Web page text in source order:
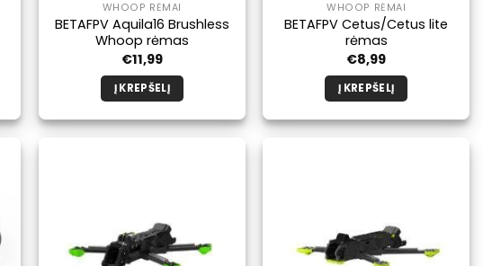
WHOOP RĖMAI
BETAFPV Aquila16 Brushless
Whoop rėmas
€11,99
Į KREPŠELĮ
WHOOP RĖMAI
BETAFPV Cetus/Cetus lite
rėmas
€8,99
Į KREPŠELĮ